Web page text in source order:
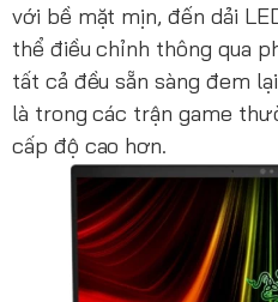
với bề mặt mịn, đến dải
thể điều chỉnh thông qua
tất cả đều sẵn sàng đem
là trong các trận game
cấp độ cao hơn.